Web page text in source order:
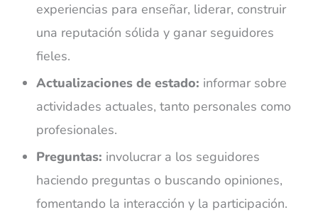
experiencias para enseñar, liderar, construir
una reputación sólida y ganar seguidores
fieles.
Actualizaciones de estado: informar sobre
actividades actuales, tanto personales como
profesionales.
Preguntas: involucrar a los seguidores
haciendo preguntas o buscando opiniones,
fomentando la interacción y la participación.